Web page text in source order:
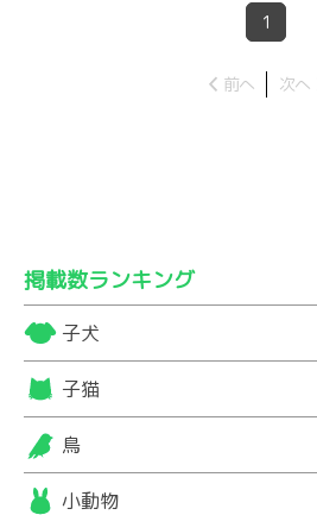
1
前へ 次へ
掲載数ランキング
子犬
子猫
鳥
小動物